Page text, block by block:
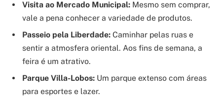
Visita ao Mercado Municipal: Mesmo sem comprar,
vale a pena conhecer a variedade de produtos.
Passeio pela Liberdade: Caminhar pelas ruas e
sentir a atmosfera oriental. Aos fins de semana, a
feira é um atrativo.
Parque Villa-Lobos: Um parque extenso com áreas
para esportes e lazer.